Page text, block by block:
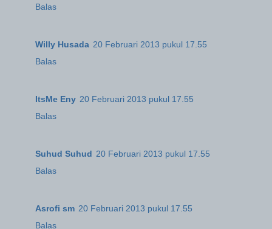
Balas
Willy Husada 20 Februari 2013 pukul 17.55
Balas
ItsMe Eny 20 Februari 2013 pukul 17.55
Balas
Suhud Suhud 20 Februari 2013 pukul 17.55
Balas
Asrofi sm 20 Februari 2013 pukul 17.55
Balas